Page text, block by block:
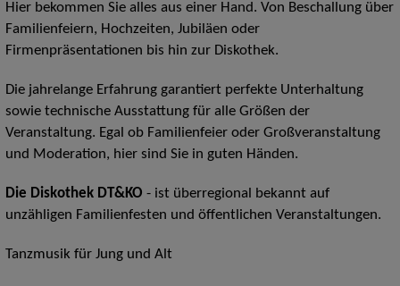
Hier bekommen Sie alles aus einer Hand. Von Beschallung über
Familienfeiern, Hochzeiten, Jubiläen oder
Firmenpräsentationen bis hin zur Diskothek.
Die jahrelange Erfahrung garantiert perfekte Unterhaltung
sowie technische Ausstattung für alle Größen der
Veranstaltung. Egal ob Familienfeier oder Großveranstaltung
und Moderation, hier sind Sie in guten Händen.
Die Diskothek DT&KO - ist überregional bekannt auf
unzähligen Familienfesten und öffentlichen Veranstaltungen.
Tanzmusik für Jung und Alt